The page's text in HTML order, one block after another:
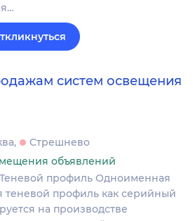
систем освещения
Стрешнево
объявлений
профиль Одноименная
теневой профиль как серийный
на производстве